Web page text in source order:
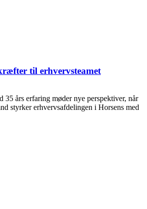
til erhvervsteamet
35 års erfaring møder nye perspektiver, når
styrker erhvervsafdelingen i Horsens med